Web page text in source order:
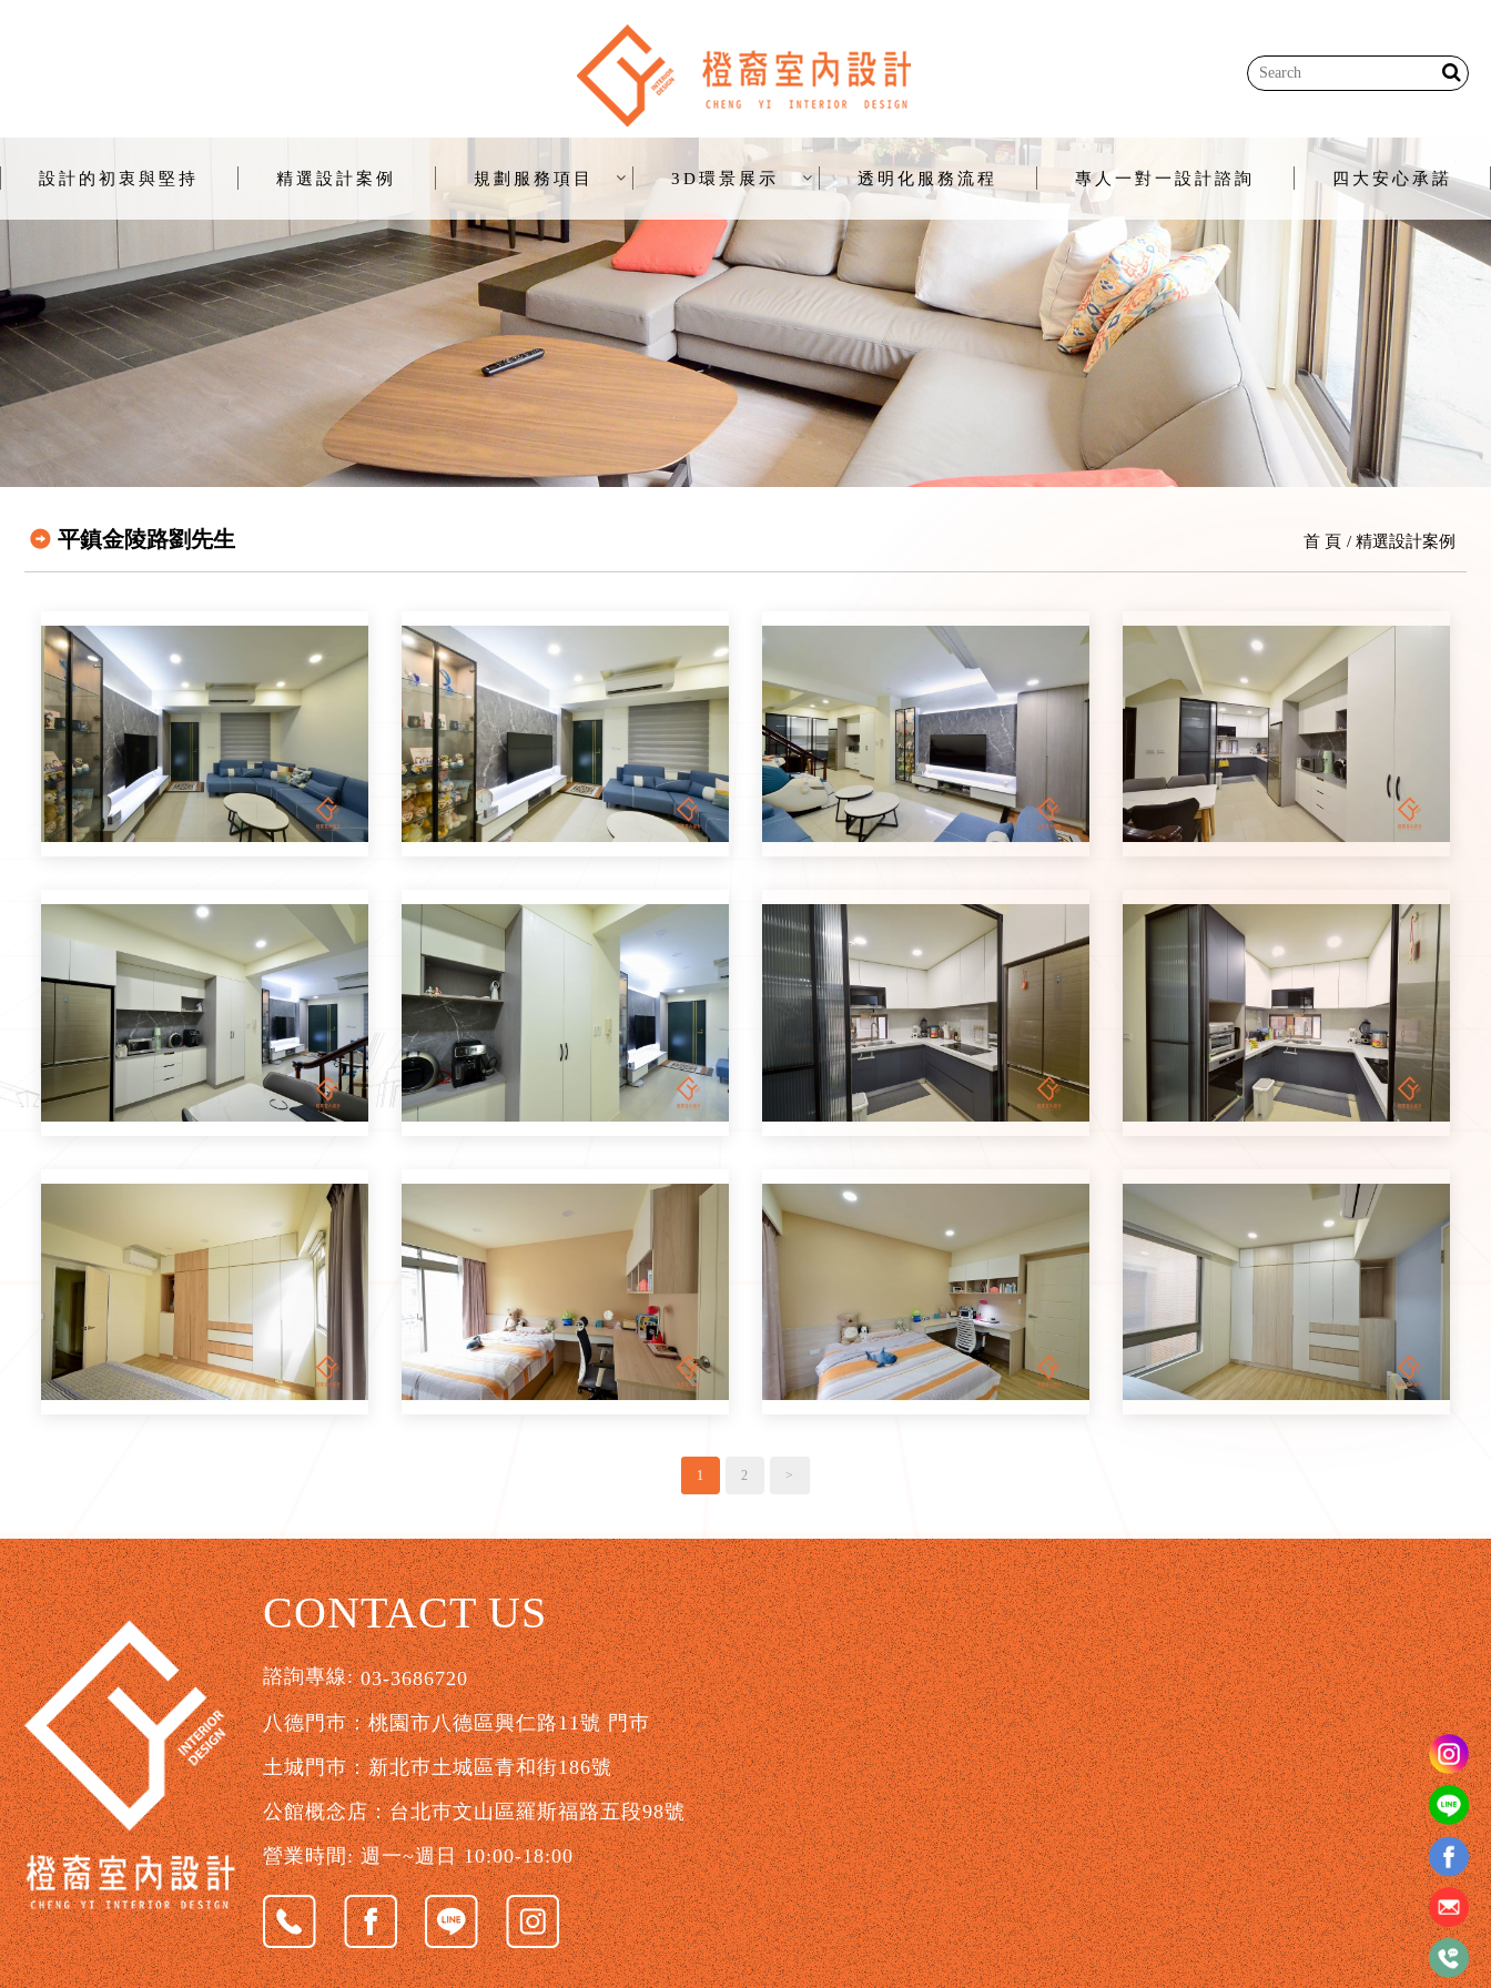
設計的初衷與堅持 精選設計案例 規劃服務項目 3D環景展示 透明化服務流程 專人一對一設計諮詢 四大安心承諾
平鎮金陵路劉先生 首 頁 精選設計案例
1 2 >
CONTACT US
諮詢專線:03-3686720
八德門巿：桃園市八德區興仁路11號 門巿
土城門巿：新北巿土城區青和街186號
公館概念店：台北巿文山區羅斯福路五段98號
營業時間: 週一~週日 10:00-18:00